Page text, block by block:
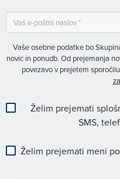
Vaše osebne podatke bo
novic in ponudb. Od prejemanja
povezavo v prejetem
Želim prejemati
SMS,
Želim prejemati meni